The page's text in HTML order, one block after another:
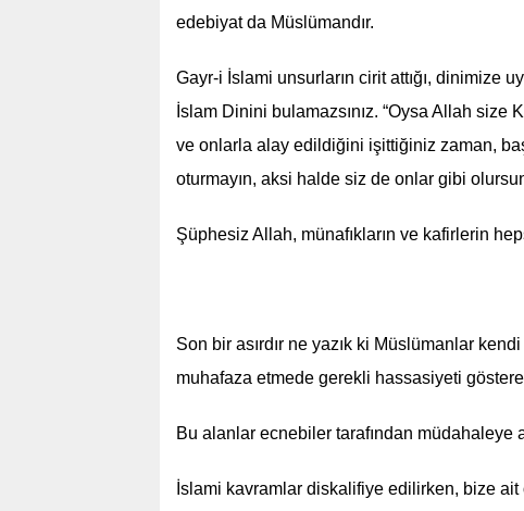
edebiyat da Müslümandır.
Gayr-i İslami unsurların cirit attığı, dinimize
İslam Dinini bulamazsınız. “Oysa Allah size
ve onlarla alay edildiğini işittiğiniz zaman,
oturmayın, aksi halde siz de onlar gibi
Şüphesiz Allah, münafıkların ve kafirlerin
Son bir asırdır ne yazık ki Müslümanlar
muhafaza etmede gerekli hassasiyeti
Bu alanlar ecnebiler tarafından
İslami kavramlar diskalifiye edilirken, bize